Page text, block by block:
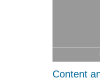
Content